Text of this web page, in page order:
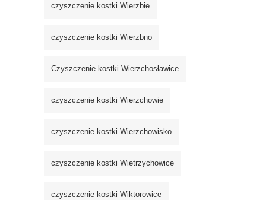
czyszczenie kostki Wierzbie
czyszczenie kostki Wierzbno
Czyszczenie kostki Wierzchosławice
czyszczenie kostki Wierzchowie
czyszczenie kostki Wierzchowisko
czyszczenie kostki Wietrzychowice
czyszczenie kostki Wiktorowice